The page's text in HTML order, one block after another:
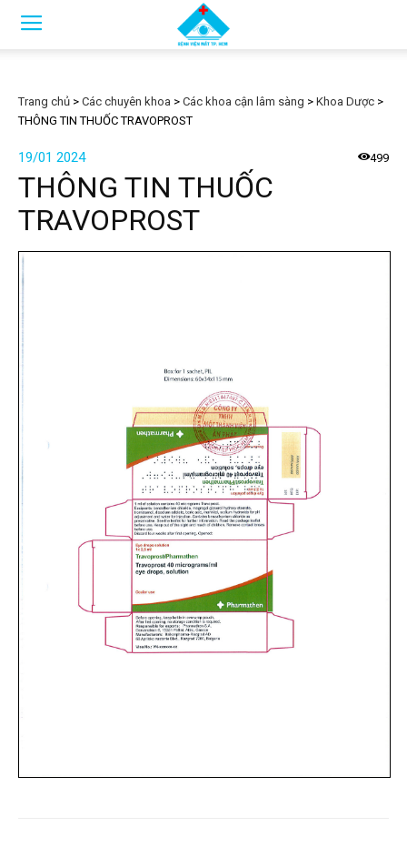
Trang chủ > Các chuyên khoa > Các khoa cận lâm sàng > Khoa Dược >
THÔNG TIN THUỐC TRAVOPROST
19/01 2024 499
THÔNG TIN THUỐC
TRAVOPROST